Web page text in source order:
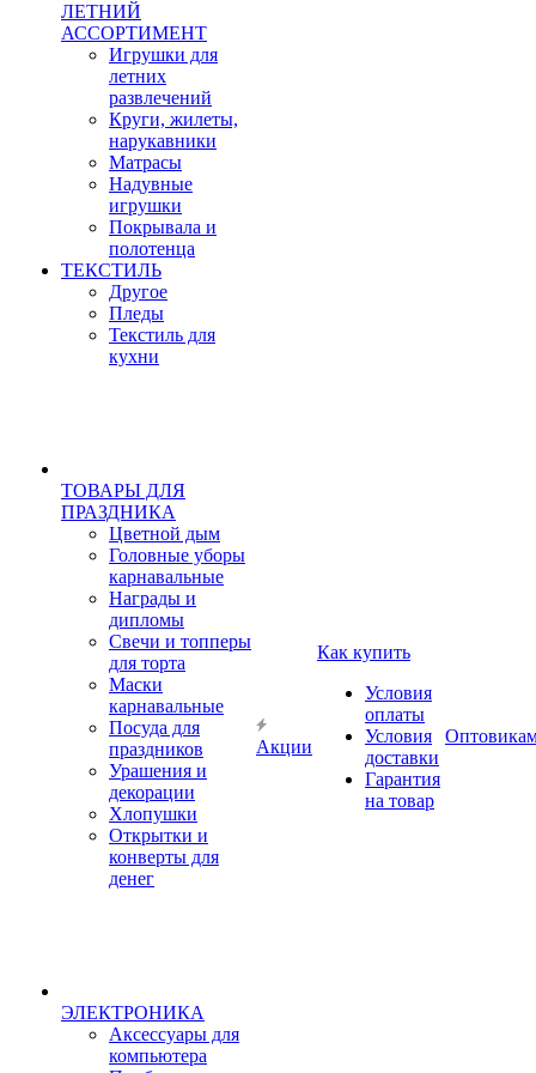
ЛЕТНИЙ
АССОРТИМЕНТ
Игрушки для
летних
развлечений
Круги, жилеты,
нарукавники
Матрасы
Надувные
игрушки
Покрывала и
полотенца
ТЕКСТИЛЬ
Другое
Пледы
Текстиль для
кухни
ТОВАРЫ ДЛЯ
ПРАЗДНИКА
Цветной дым
Головные уборы
карнавальные
Награды и
дипломы
Свечи и топперы
для торта
Маски
карнавальные
Посуда для
праздников
Урашения и
декорации
Хлопушки
Открытки и
конверты для
денег
ЭЛЕКТРОНИКА
Аксессуары для
компьютера
Акции
Как купить
Условия
оплаты
Условия
доставки
Гарантия
на товар